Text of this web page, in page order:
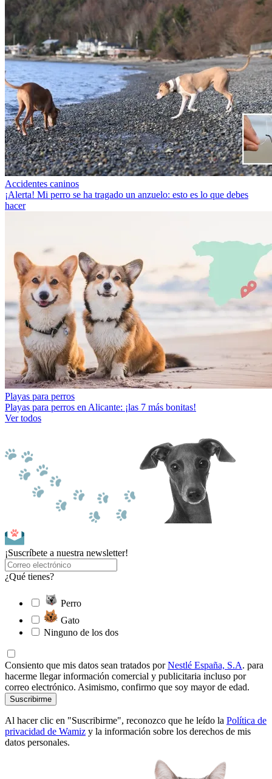
Accidentes caninos
¡Alerta! Mi perro se ha tragado un anzuelo: esto es lo que debes
hacer
Playas para perros
Playas para perros en Alicante: ¡las 7 más bonitas!
Ver todos
¡Suscríbete a nuestra newsletter!
¿Qué tienes?
Perro
Gato
Ninguno de los dos
Consiento que mis datos sean tratados porNestlé España, S.A. para
hacerme llegar información comercial y publicitaria incluso por
correo electrónico. Asimismo, confirmo que soy mayor de edad.
Suscribirme
Al hacer clic en "Suscribirme", reconozco que he leído la Política de
privacidad de Wamiz y la información sobre los derechos de mis
datos personales.